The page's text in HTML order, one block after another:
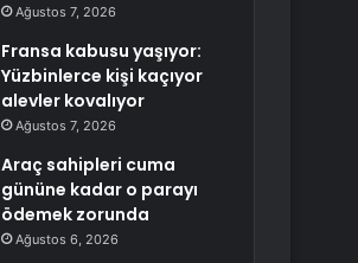
Ağustos 7, 2026
Fransa kabusu yaşıyor:
Yüzbinlerce kişi kaçıyor
alevler kovalıyor
Ağustos 7, 2026
Araç sahipleri cuma
gününe kadar o parayı
ödemek zorunda
Ağustos 6, 2026